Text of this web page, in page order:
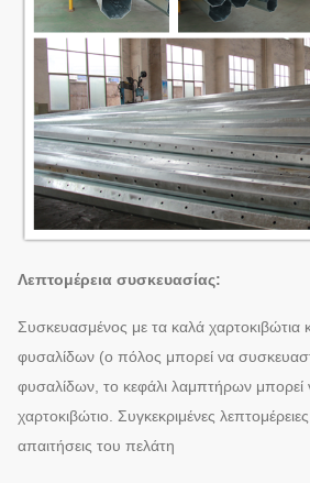
Λεπτομέρεια συσκευασίας:
Συσκευασμένος με τα καλά χαρτοκιβώτια
φυσαλίδων (ο πόλος μπορεί να
φυσαλίδων, το κεφάλι λαμπτήρων μπορεί
χαρτοκιβώτιο. Συγκεκριμένες
απαιτήσεις του πελάτη